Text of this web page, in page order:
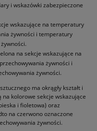
i wskazówki zabezpieczone
wskazujące na temperatury
żywności i temperatury
na sekcje wskazujące na
żywności i
żywności.
ma okrągły kształt i
kolorowe sekcje wskazujące
i fioletowa) oraz
na czerwono oznaczone
żywności.